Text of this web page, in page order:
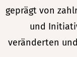
geprägt von
und
veränderten